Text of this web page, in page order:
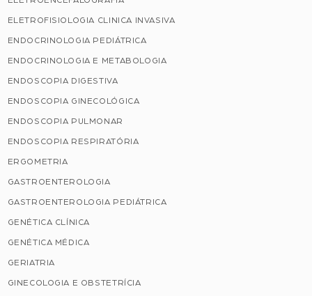
ELETROFISIOLOGIA CLINICA INVASIVA
ENDOCRINOLOGIA PEDIÁTRICA
ENDOCRINOLOGIA E METABOLOGIA
ENDOSCOPIA DIGESTIVA
ENDOSCOPIA GINECOLÓGICA
ENDOSCOPIA PULMONAR
ENDOSCOPIA RESPIRATÓRIA
ERGOMETRIA
GASTROENTEROLOGIA
GASTROENTEROLOGIA PEDIÁTRICA
GENÉTICA CLÍNICA
GENÉTICA MÉDICA
GERIATRIA
GINECOLOGIA E OBSTETRÍCIA